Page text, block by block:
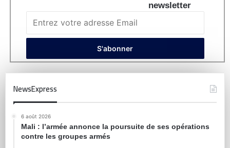
newsletter
NewsExpress
6 août 2026
Mali : l’armée annonce la poursuite de ses opérations
contre les groupes armés